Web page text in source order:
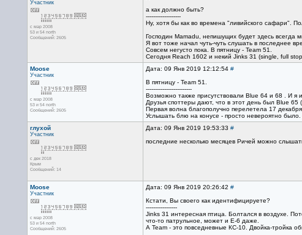
Участник
с мар 2008
53 и 54 north
Сообщений: 2605
а как должно быть?
-------------------
Ну, хотя бы как во времена "ливийского сафари".
Господин Mamadu, непишущих будет здесь всегда
Я вот тоже начал чуть-чуть слушать в последнее
Совсем негусто пока. В пятницу - Team 51.
Сегодня Reach 1602 и некий Jinks 31 (single, full stop
Moose
Участник
с мар 2008
53 и 54 north
Сообщений: 2605
Дата: 09 Янв 2019 12:12:54 #
В пятницу - Team 51.
-------------------------
Возможно также присутствовали Blue 64 и 68 . И я
Друзья споттеры дают, что в этот день был Blue
Первая волна благополучно перелетела 17
Услышать блю на конусе - просто невероятно
глухой
Участник
с дек 2018
Крым
Сообщений: 14
Дата: 09 Янв 2019 19:53:33 #
последние несколько месяцев Ричей можно
Moose
Участник
с мар 2008
53 и 54 north
Сообщений: 2605
Дата: 09 Янв 2019 20:26:42 #
Кстати, Вы своего как идентифицируете?
-----------------
Jinks 31 интересная птица. Болтался в воздухе.
что-то патрульное, может и Е-6 даже.
А Team - это повседневные КС-10. Двойка-тройка